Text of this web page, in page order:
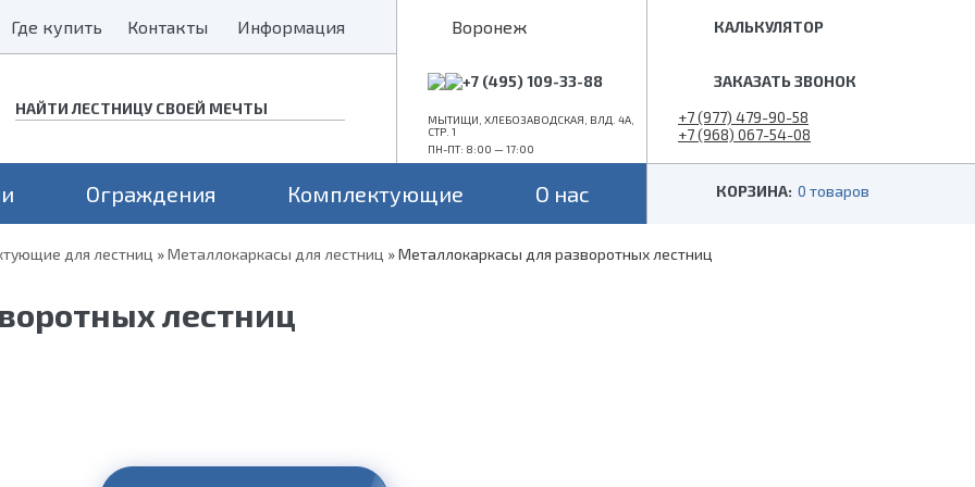
Где купить
Где купить Контакты
Контакты Информация
Информация Воронеж КАЛЬКУЛЯТОР
+7 (495) 109-33-88
МЫТИЩИ, ХЛЕБОЗАВОДСКАЯ, ВЛД. 4А,
СТР. 1
ПН-ПТ: 8:00 — 17:00
ЗАКАЗАТЬ ЗВОНОК
+7 (977) 479-90-58
+7 (968) 067-54-08
info@superlestnica.com
2 косоурах
Г-образные
Для больших проемов
Ограждения Комплектующие О нас КОРЗИНА: 0 товаров
для лестниц »Металлокаркасы для лестниц »Металлокаркасы для разворотных лестниц
лестниц